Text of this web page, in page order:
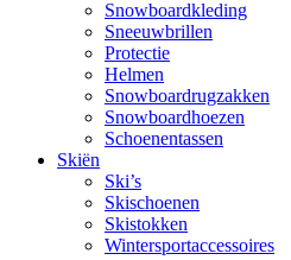
Snowboardkleding
Sneeuwbrillen
Protectie
Helmen
Snowboardrugzakken
Snowboardhoezen
Schoenentassen
Skiën
Ski’s
Skischoenen
Skistokken
Wintersportaccessoires